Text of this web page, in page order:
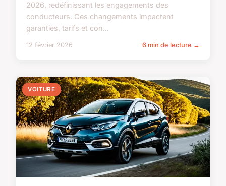
2026, redéfinissant les engagements des
conducteurs. Ces changements impactent
garanties, tarifs et con...
12 février 2026 6 min de lecture →
VOITURE